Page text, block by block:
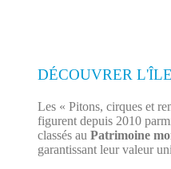
DÉCOUVRER
Les « Pitons, cirques et
figurent depuis 2010
classés au Patrimoine
garantissant leur valeur